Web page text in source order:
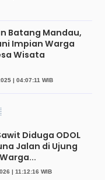
Batang Mandau,
Impian Warga
Wisata
| 04:07:11 WIB
Diduga ODOL
Jalan di Ujung
| 11:12:16 WIB